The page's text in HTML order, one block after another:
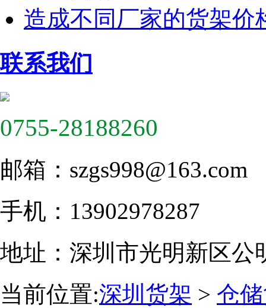
造成不同厂家的货架价
联系我们
0755-28188260
邮箱： szgs998@163.com
手机： 13902978287
地址： 深圳市光明新区公
当前位置:深圳货架 > 仓